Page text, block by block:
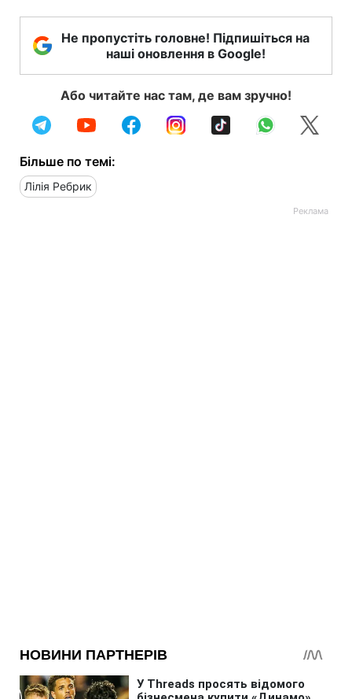
Не пропустіть головне! Підпишіться на
наші оновлення в Google!
Або читайте нас там, де вам зручно!
Більше по темі:
Лілія Ребрик